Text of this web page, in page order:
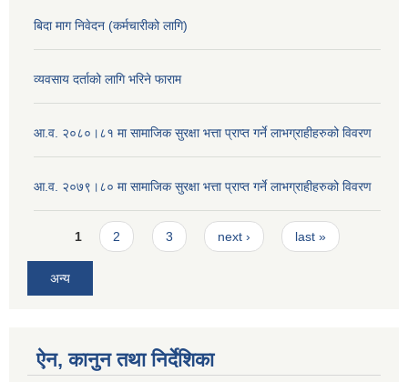
बिदा माग निवेदन (कर्मचारीको लागि)
व्यवसाय दर्ताको लागि भरिने फाराम
आ.व. २०८०।८१ मा सामाजिक सुरक्षा भत्ता प्राप्त गर्ने लाभग्राहीहरुको विवरण
आ.व. २०७९।८० मा सामाजिक सुरक्षा भत्ता प्राप्त गर्ने लाभग्राहीहरुको विवरण
Pages
1 2 3 next › last »
अन्य
ऐन, कानुन तथा निर्देशिका